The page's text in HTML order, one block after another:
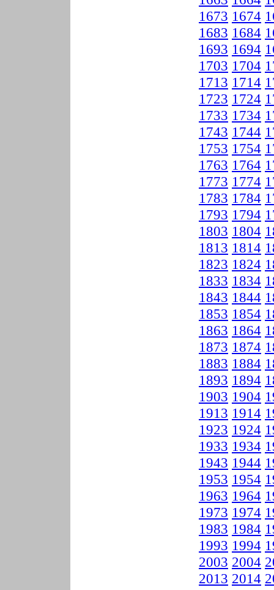
1673 1674
1683 1684
1693 1694
1703 1704
1713 1714
1723 1724
1733 1734
1743 1744
1753 1754
1763 1764
1773 1774
1783 1784
1793 1794
1803 1804
1813 1814
1823 1824
1833 1834
1843 1844
1853 1854
1863 1864
1873 1874
1883 1884
1893 1894
1903 1904
1913 1914
1923 1924
1933 1934
1943 1944
1953 1954
1963 1964
1973 1974
1983 1984
1993 1994
2003 2004
2013 2014